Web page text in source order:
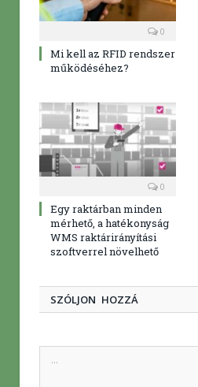
0
Mi kell az RFID rendszer
működéséhez?
0
Egy raktárban minden
mérhető, a hatékonyság
WMS raktárirányítási
szoftverrel növelhető
SZÓLJON HOZZÁ